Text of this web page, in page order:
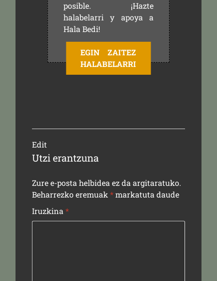
posible. ¡Hazte
halabelarri y apoya a
Hala Bedi!
EGIN ZAITEZ
HALABELARRI
Edit
Utzi erantzuna
Zure e-posta helbidea ez da argitaratuko.
Beharrezko eremuak*markatuta daude
Iruzkina*